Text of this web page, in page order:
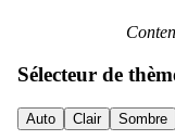
Sélecteur de
Auto Clair Sombre